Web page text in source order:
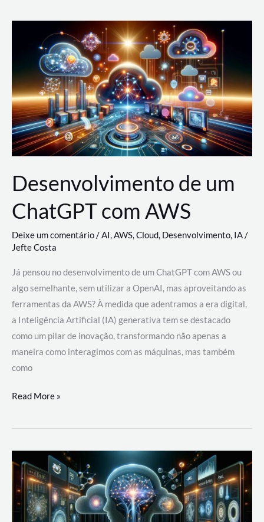
Nuvem:
Google
Cloud,
AWS
e
Azure
Desenvolvimento de um
ChatGPT com AWS
Deixe um comentário/AI,AWS,Cloud, Desenvolvimento, IA/
Jefte Costa
Já pensou no desenvolvimento de um ChatGPT com AWS ou
algo semelhante, sem utilizar a OpenAI, mas aproveitando as
ferramentas da AWS? À medida que adentramos a era digital,
a Inteligência Artificial (IA) generativa tem se destacado
como um pilar de inovação, transformando não apenas a
maneira como interagimos com as máquinas, mas também
como
Desenvolvimento
um
com
AWS
Read More »